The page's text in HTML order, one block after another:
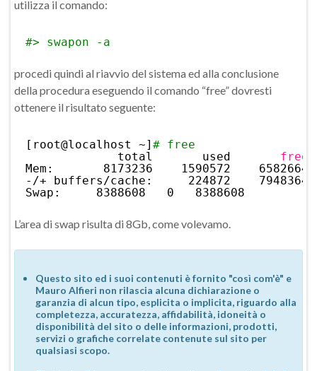
utilizza il comando:
#> swapon -a
procedi quindi al riavvio del sistema ed alla conclusione
della procedura eseguendo il comando “free” dovresti
ottenere il risultato seguente:
[root@localhost ~] # free
total       used free
Mem:       8173236    1590572
-/+ buffers/cache :     224872    7948364
Swap:     8388608   0   8388608
L’area di swap risulta di 8Gb, come volevamo.
Questo sito ed i suoi contenuti è fornito "così com'è" e
Mauro Alfieri non rilascia alcuna dichiarazione o
garanzia di alcun tipo, esplicita o implicita, riguardo alla
completezza, accuratezza, affidabilità, idoneità o
disponibilità del sito o delle informazioni, prodotti,
servizi o grafiche correlate contenute sul sito per
qualsiasi scopo.